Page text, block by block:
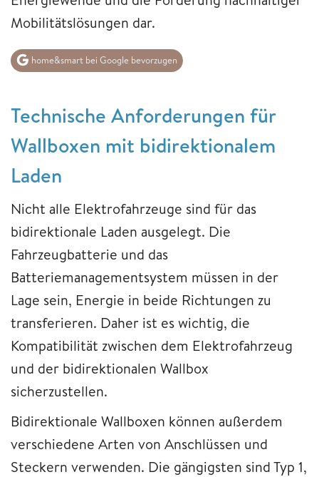
Mobilitätslösungen dar.
home&smart bei Google bevorzugen
Technische Anforderungen für
Wallboxen mit bidirektionalem
Laden
Nicht alle Elektrofahrzeuge sind für das
bidirektionale Laden ausgelegt. Die
Fahrzeugbatterie und das
Batteriemanagementsystem müssen in der
Lage sein, Energie in beide Richtungen zu
transferieren. Daher ist es wichtig, die
Kompatibilität zwischen dem Elektrofahrzeug
und der bidirektionalen Wallbox
sicherzustellen.
Bidirektionale Wallboxen können außerdem
verschiedene Arten von Anschlüssen und
Steckern verwenden. Die gängigsten sind Typ 1,